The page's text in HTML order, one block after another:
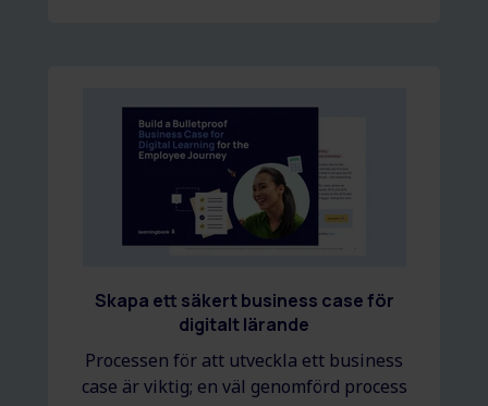
Skapa ett säkert business case för
digitalt lärande
Processen för att utveckla ett business
case är viktig; en väl genomförd process